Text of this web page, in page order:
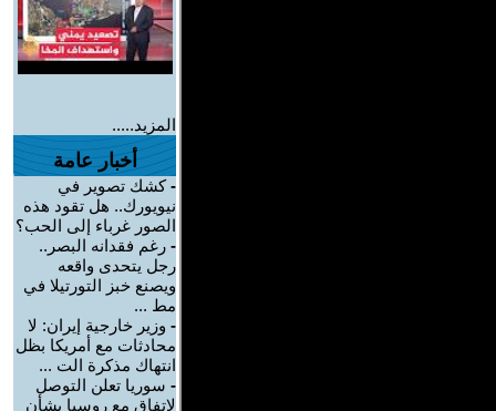
المزيد.....
أخبار عامة
-كشك تصوير في
نيويورك.. هل تقود هذه
الصور غرباء إلى الحب؟
- رغم فقدانه البصر..
رجل يتحدى واقعه
ويصنع خبز التورتيلا في
مط ...
- وزير خارجية إيران: لا
محادثات مع أمريكا بظل
انتهاك مذكرة الت ...
- سوريا تعلن التوصل
لاتفاق مع روسيا بشأن